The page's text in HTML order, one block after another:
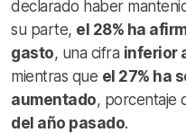
declarado haber
su parte, el 28% ha
gasto, una cifra inferior
mientras que el 27% ha
aumentado, porcentaje
del año pasado.